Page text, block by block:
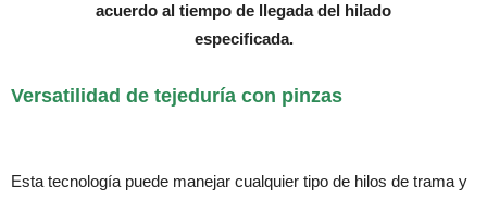
acuerdo al tiempo de llegada del hilado
especificada.
Versatilidad de tejeduría con pinzas
Esta tecnología puede manejar cualquier tipo de hilos de trama y